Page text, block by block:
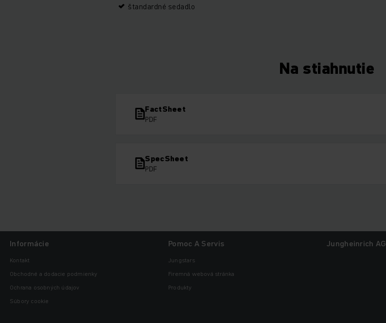
štandardné sedadlo
Na stiahnutie
FactSheet
PDF
SpecSheet
PDF
Informácie
Kontakt
Obchodné a dodacie podmienky
Ochrana osobných údajov
Súbory cookie
Pomoc A Servis
Jungstars
Firemná webová stránka
Produkty
Jungheinrich AG